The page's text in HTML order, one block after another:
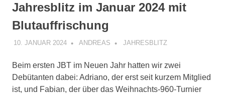
Jahresblitz im Januar 2024 mit
Blutauffrischung
10. JANUAR 2024 ANDREAS JAHRESBLITZ
Beim ersten JBT im Neuen Jahr hatten wir zwei
Debütanten dabei: Adriano, der erst seit kurzem Mitglied
ist, und Fabian, der über das Weihnachts-960-Turnier